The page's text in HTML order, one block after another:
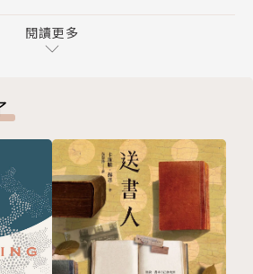
、《內斂的抒情：華文文學論
》論散文的暴露與雄辯
閱讀更多